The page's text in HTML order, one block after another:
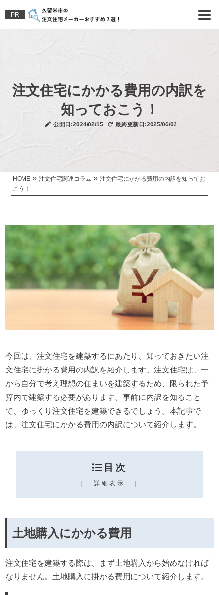
PR
注文住宅にかかる費用の内訳を
知っておこう！
公開日:2024/02/15 最終更新日:2025/06/02
HOME »注文住宅関連コラム »注文住宅にかかる費用の内訳を知ってお
こう！
今回は、注文住宅を建築するにあたり、知っておきたい注
文住宅に掛かる費用の内訳を紹介します。注文住宅は、一
から自分で考え理想の住まいを建築するため、限られた予
算内で建築する必要があります。事前に内訳を知ること
で、ゆっくり注文住宅を建築できるでしょう。本記事で
は、注文住宅にかかる費用の内訳について紹介します。
目次
[ 詳細表示 ]
土地購入にかかる費用
注文住宅を建築する際は、まず土地購入から始めなければ
なりません。土地購入に掛かる費用について紹介します。